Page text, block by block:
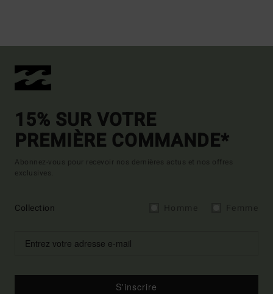
15% SUR VOTRE
PREMIÈRE COMMANDE*
Abonnez-vous pour recevoir nos dernières actus et nos offres
exclusives.
Collection
S'inscrire